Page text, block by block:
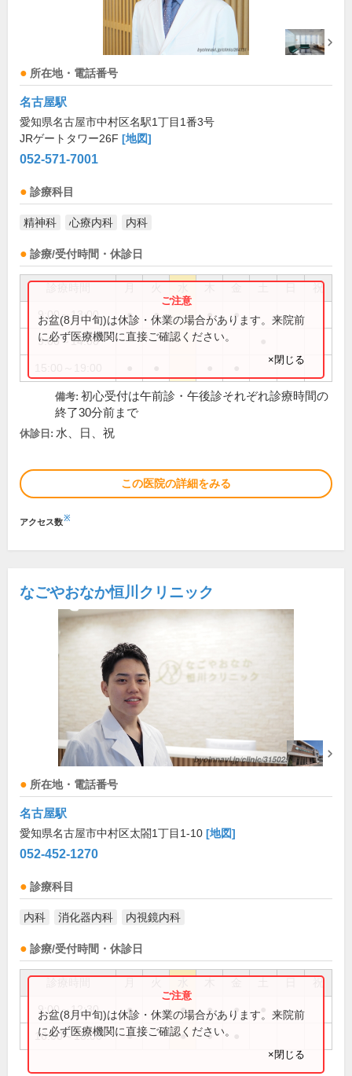
所在地・電話番号
名古屋駅
愛知県名古屋市中村区名駅1丁目1番3号
JRゲートタワー26F [地図]
052-571-7001
診療科目
精神科 心療内科 内科
診療/受付時間・休診日
祝
9:00～13:00 ● ● ● ●
9:00～14:00
お盆(8月中旬)は休診・休業の場合があります。来院前
に必ず医療機関に直接ご確認ください。
×閉じる
備考: 初心受付は午前診・午後診それぞれ診療時間の
終了30分前まで
休診日: 水、日、祝
この医院の詳細をみる
アクセス数※
なごやおなか恒川クリニック
所在地・電話番号
名古屋駅
愛知県名古屋市中村区太閤1丁目1-10 [地図]
052-452-1270
診療科目
内科 消化器内科 内視鏡内科
診療/受付時間・休診日
祝
9:00～12:30 ● ● ● ●
16:00～18:00 ● ● ●
お盆(8月中旬)は休診・休業の場合があります。来院前
に必ず医療機関に直接ご確認ください。
×閉じる